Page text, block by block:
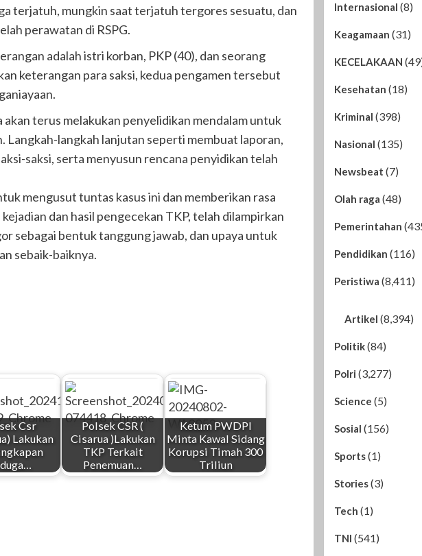
terjatuh, mungkin saat terjatuh tergores sesuatu, dan
perawatan di RSPG.
adalah istri korban, PKP (40), dan seorang
keterangan para saksi, kedua pengamen tersebut
terus melakukan penyelidikan mendalam untuk
Langkah-langkah lanjutan seperti membuat laporan,
saksi, serta menyusun rencana penyidikan telah
mengusut tuntas kasus ini dan memberikan rasa
dan hasil pengecekan TKP, telah dilampirkan
sebagai bentuk tanggung jawab, dan upaya untuk
sebaik-baiknya.
Csr
Lakukan
Polsek CSR (
Cisarua )Lakukan
TKP Terkait
Penemuan…
Ketum PWDPI
Minta Kawal Sidang
Korupsi Timah 300
Triliun
Internasional (8)
Keagamaan (31)
KECELAKAAN
Kesehatan (18)
Kriminal (398)
Nasional (135)
Newsbeat (7)
Olah raga (48)
Pemerintahan
Pendidikan (116)
Peristiwa (8,411)
Artikel (8,394)
Politik(84)
Polri (3,277)
Science (5)
Sosial (156)
Sports(1)
Stories(3)
Tech (1)
TNI (541)